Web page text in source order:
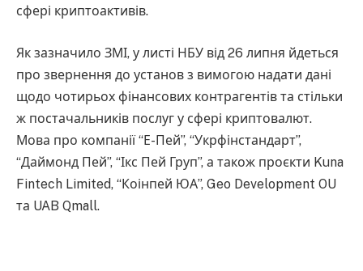
сфері криптоактивів.
Як зазначило ЗМІ, у листі НБУ від 26 липня йдеться
про звернення до установ з вимогою надати дані
щодо чотирьох фінансових контрагентів та стільки
ж постачальників послуг у сфері криптовалют.
Мова про компанії “Е-Пей”, “Укрфінстандарт”,
“Даймонд Пей”, “Ікс Пей Груп”, а також проєкти Kuna
Fintech Limited, “Коінпей ЮА”, Geo Development OU
та UAB Qmall.